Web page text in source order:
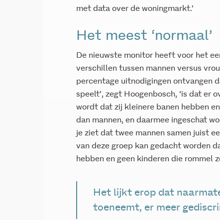
met data over de woningmarkt.’
Het meest ‘normaal’
De nieuwste monitor heeft voor het
verschillen tussen mannen versus
percentage uitnodigingen ontvangen
speelt’, zegt Hoogenbosch, ‘is dat er
wordt dat zij kleinere banen hebben
dan mannen, en daarmee ingeschat
je ziet dat twee mannen samen juist
van deze groep kan gedacht worden
hebben en geen kinderen die rommel
Het lijkt erop dat
toeneemt, er meer